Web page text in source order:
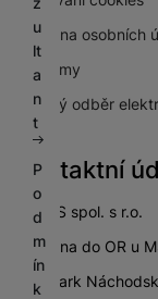
u
lt
a
n
t
P
o
d
m
ín
k
Ochrana osobních
Pro firmy
Zpětný odběr
Kontaktní
SETOS spol. s r.o.
zapsána do OR u
City Park